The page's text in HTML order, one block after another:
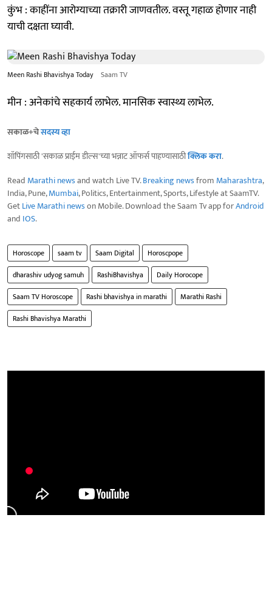
कुंभ : काहींना आरोग्याच्या तक्रारी जाणवतील. वस्तू गहाळ होणार नाही
याची दक्षता घ्यावी.
Meen Rashi Bhavishya Today Saam TV
मीन : अनेकांचे सहकार्य लाभेल. मानसिक स्वास्थ्य लाभेल.
सकाळ+चेसदस्य व्हा
शॉपिंगसाठी 'सकाळ प्राईम डील्स'च्या भन्नाट ऑफर्स पाहण्यासाठीक्लिक करा.
Read Marathi newsand watch Live TV.Breaking newsfrom Maharashtra,
India, Pune,Mumbai, Politics, Entertainment, Sports, Lifestyle at SaamTV.
GetLive Marathi newson Mobile. Download the Saam Tv app forAndroid
and IOS.
Horoscope saam tv Saam Digital
Horoscpope
dharashiv udyog samuh
RashiBhavishya
Daily Horocope
Saam TV Horoscope
Rashi bhavishya in marathi
Marathi Rashi
Rashi Bhavishya Marathi